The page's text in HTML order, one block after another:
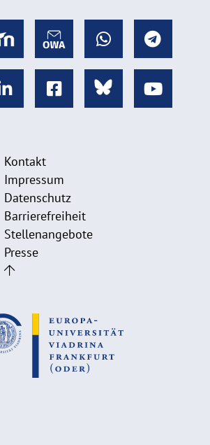
Kontakt
Impressum
Datenschutz
Barrierefreiheit
Stellenangebote
Presse